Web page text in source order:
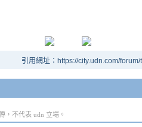
引用網址：https://city.udn.com/
，不代表 udn 立場。